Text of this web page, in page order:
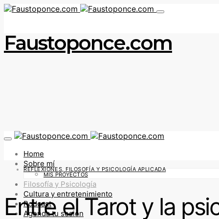
Faustoponce.com
Home
Sobre mí
MIS PROYECTOS
Filosofía y Psicología
Cultura y entretenimiento
Podcast
Agenda tu sesión
REFLEXIONES, FILOSOFÍA Y PSICOLOGÍA APLICADA
Entre el Tarot y la